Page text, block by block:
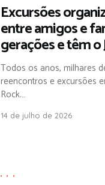
Excursões
entre amigos e
gerações e têm
Todos os anos, milhares
reencontros e excursões
Rock.…
14 de julho de 2026
,, ,